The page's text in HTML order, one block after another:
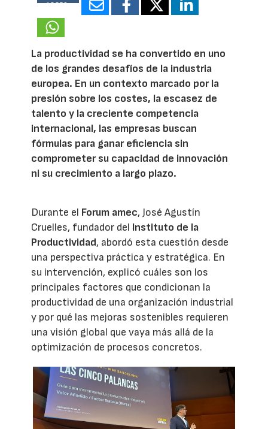
18350
La productividad se ha convertido en uno
de los grandes desafíos de la industria
europea. En un contexto marcado por la
presión sobre los costes, la escasez de
talento y la creciente competencia
internacional, las empresas buscan
fórmulas para ganar eficiencia sin
comprometer su capacidad de innovación
ni su crecimiento a largo plazo.
Durante el Forum amec, José Agustín
Cruelles, fundador del Instituto de la
Productividad, abordó esta cuestión desde
una perspectiva práctica y estratégica. En
su intervención, explicó cuáles son los
principales factores que condicionan la
productividad de una organización industrial
y por qué las mejoras sostenibles requieren
una visión global que vaya más allá de la
optimización de procesos concretos.